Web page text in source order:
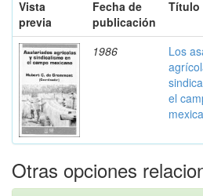
Vista
previa
Fecha de
publicación
Título
1986
Los
el
Otras opciones